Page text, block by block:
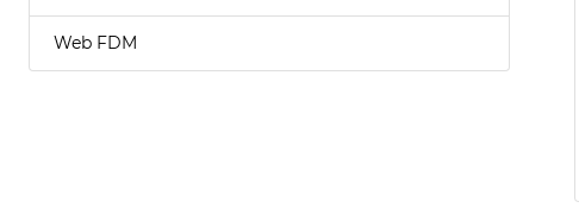
Web FDM